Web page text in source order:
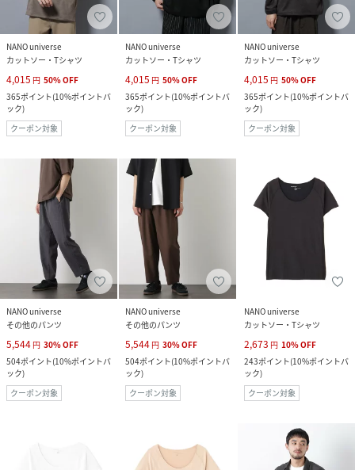
NANO universe
カットソー・Tシャツ
4,015 円 50%OFF
365ポイント(10%ポイントバ
ック)
クーポン対象
NANO universe
カットソー・Tシャツ
4,015 円 50%OFF
365ポイント(10%ポイントバ
ック)
クーポン対象
NANO universe
カットソー・Tシャツ
4,015 円 50%OFF
365ポイント(10%ポイントバ
ック)
クーポン対象
NANO universe
その他のパンツ
5,544 円 30%OFF
504ポイント(10%ポイントバ
ック)
クーポン対象
NANO universe
その他のパンツ
5,544 円 30%OFF
504ポイント(10%ポイントバ
ック)
クーポン対象
NANO universe
カットソー・Tシャツ
2,673 円 10%OFF
243ポイント(10%ポイントバ
ック)
クーポン対象